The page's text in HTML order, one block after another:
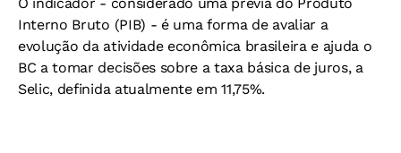
Interno Bruto (PIB) - é uma forma de avaliar a
evolução da atividade econômica brasileira e ajuda o
BC a tomar decisões sobre a taxa básica de juros, a
Selic, definida atualmente em 11,75%.